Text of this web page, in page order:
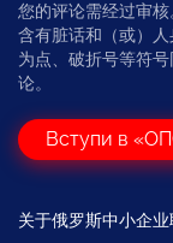
您的评论需经过审
含有脏话和（或）
为点、破折号等符
论。
Вступи в
关于俄罗斯中小企业